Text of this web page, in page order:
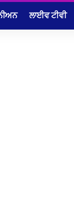
ਲਾਈਵ ਟੀਵੀ